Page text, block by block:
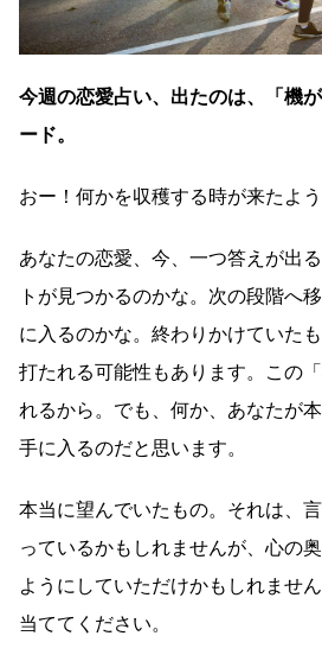
今週の恋愛占い、出たのは、「機
ード。
おー！何かを収穫する時が来たよう
あなたの恋愛、今、一つ答えが出
トが見つかるのかな。次の段階へ
に入るのかな。終わりかけていた
打たれる可能性もあります。この
れるから。でも、何か、あなたが
手に入るのだと思います。
本当に望んでいたもの。それは、
っているかもしれませんが、心の
ようにしていただけかもしれませ
当ててください。